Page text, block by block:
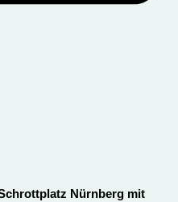
Nürnberg mit